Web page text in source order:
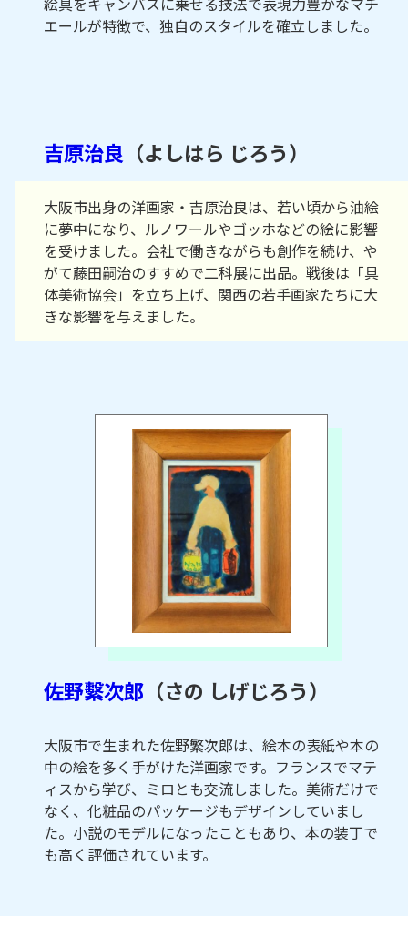
エールが特徴で、独自のスタイルを確立しました。
吉原治良 （よしはら じろう）
大阪市出身の洋画家・吉原治良は、若い頃から油絵
に夢中になり、ルノワールやゴッホなどの絵に影響
を受けました。会社で働きながらも創作を続け、や
がて藤田嗣治のすすめで二科展に出品。戦後は「具
体美術協会」を立ち上げ、関西の若手画家たちに大
きな影響を与えました。
佐野繫次郎 （さの しげじろう）
大阪市で生まれた佐野繁次郎は、絵本の表紙や本の
中の絵を多く手がけた洋画家です。フランスでマテ
ィスから学び、ミロとも交流しました。美術だけで
なく、化粧品のパッケージもデザインしていまし
た。小説のモデルになったこともあり、本の装丁で
も高く評価されています。